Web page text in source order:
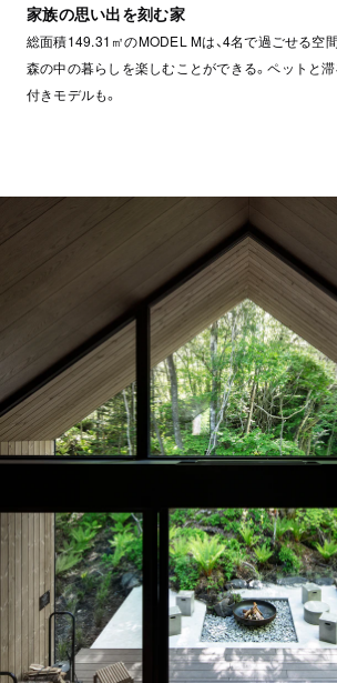
家族の思い出を刻む家
総面積149.31㎡のMODEL Mは、4名で過ごせる空間
森の中の暮らしを楽しむことができる。ペットと
付きモデルも。